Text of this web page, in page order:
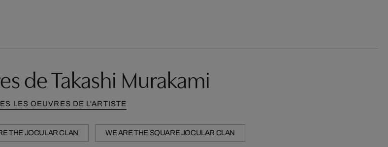
de Takashi Murakami
LES OEUVRES DE L'ARTISTE
THE JOCULAR CLAN WE ARE THE SQUARE JOCULAR CLAN